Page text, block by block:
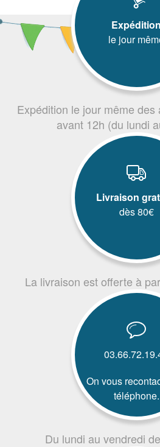
Expédition
le jour
Expédition le jour même
avant 12h (du lundi
Livraison
dès 80€
La livraison est offerte à
On vous
téléphone.
Du lundi au vendredi